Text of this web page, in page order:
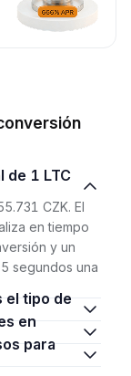
CZK. El
en tiempo
y un
segundos una